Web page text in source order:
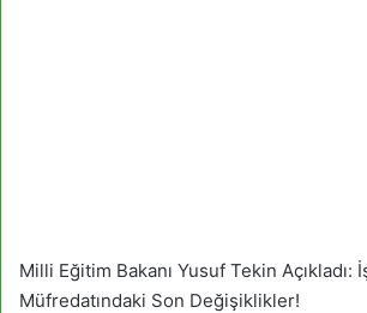
Milli Eğitim Bakanı Yusuf Tekin Açıkladı:
Müfredatındaki Son Değişiklikler!